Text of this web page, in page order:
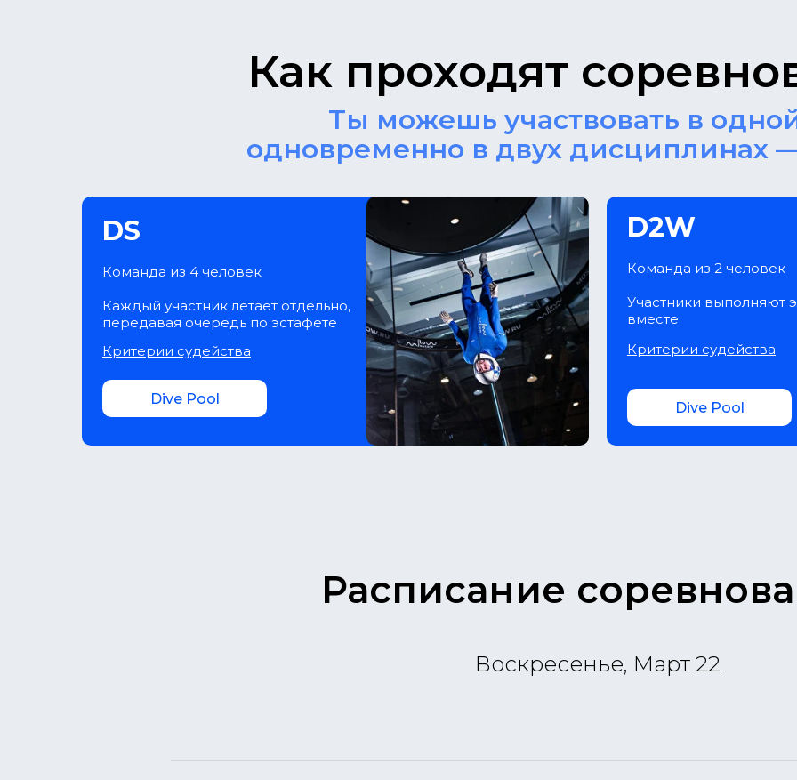
Ты можешь участвовать в
одновременно в двух дисциплинах
D2W
Команда из 2 человек
Участники выполняют
вместе
Dive Pool
DS
Команда из 4 человек
Каждый участник летает отдельно,
передавая очередь по эстафете
Dive Pool
Критерии судейства Критерии судейства
Как проходят
Расписание
Воскресенье, Март 22